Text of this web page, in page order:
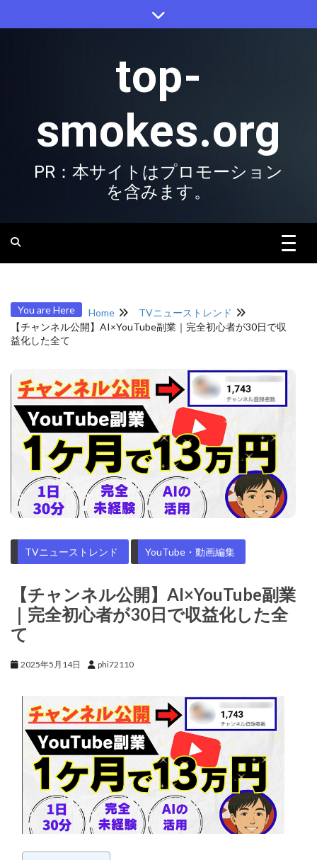
top-
smokes.org
PR：本サイトはプロモーション
を含みます。
You are Here Home
TVニューストレンド
【チャンネル公開】AI×YouTube副業｜完全初心者が30日で収
益化した全て
TVニューストレンド YouTube・動画編集
【チャンネル公開】AI×YouTube副業
｜完全初心者が30日で収益化した全
て
2025年5月14日 phi72110